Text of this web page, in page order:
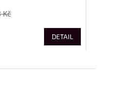
Kč
DETAIL